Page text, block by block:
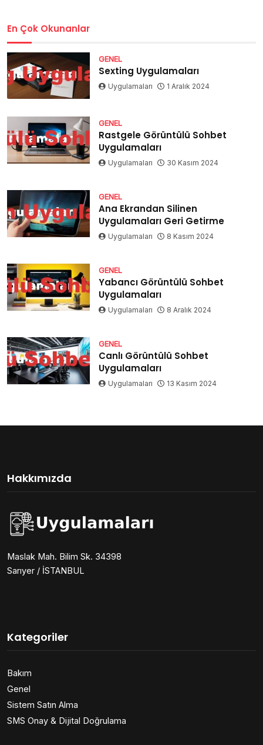
En Çok Okunanlar
GENEL
Sexting Uygulamaları
Uygulamaları 1 Aralık 2024
GENEL
Rastgele Görüntülü Sohbet
Uygulamaları
Uygulamaları 30 Kasım 2024
GENEL
Ana Ekrandan Silinen
Uygulamaları Geri Getirme
Uygulamaları 8 Kasım 2024
GENEL
Yabancı Görüntülü Sohbet
Uygulamaları
Uygulamaları 8 Aralık 2024
GENEL
Canlı Görüntülü Sohbet
Uygulamaları
Uygulamaları 13 Kasım 2024
Hakkımızda
Maslak Mah. Bilim Sk. 34398
Sarıyer / İSTANBUL
Kategoriler
Bakım
Genel
Sistem Satın Alma
SMS Onay & Dijital Doğrulama